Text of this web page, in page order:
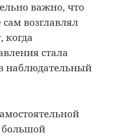
важно, что
возглавлял
когда
стала
наблюдательный
большой